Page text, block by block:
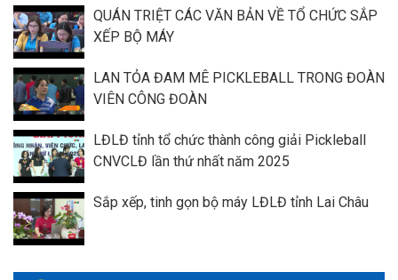
QUÁN TRIỆT CÁC VĂN BẢN VỀ TỔ CHỨC SẮP
XẾP BỘ MÁY
LAN TỎA ĐAM MÊ PICKLEBALL TRONG ĐOÀN
VIÊN CÔNG ĐOÀN
LĐLĐ tỉnh tổ chức thành công giải Pickleball
CNVCLĐ lần thứ nhất năm 2025
Sắp xếp, tinh gọn bộ máy LĐLĐ tỉnh Lai Châu